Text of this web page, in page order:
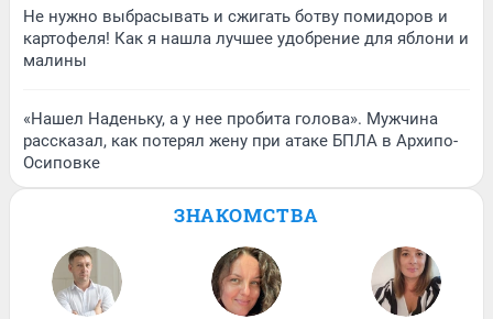
Не нужно выбрасывать и сжигать ботву помидоров и
картофеля! Как я нашла лучшее удобрение для яблони и
малины
«Нашел Наденьку, а у нее пробита голова». Мужчина
рассказал, как потерял жену при атаке БПЛА в Архипо-
Осиповке
ЗНАКОМСТВА